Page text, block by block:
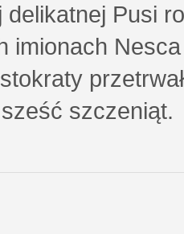
delikatnej Pusi
imionach
szczeniąt.